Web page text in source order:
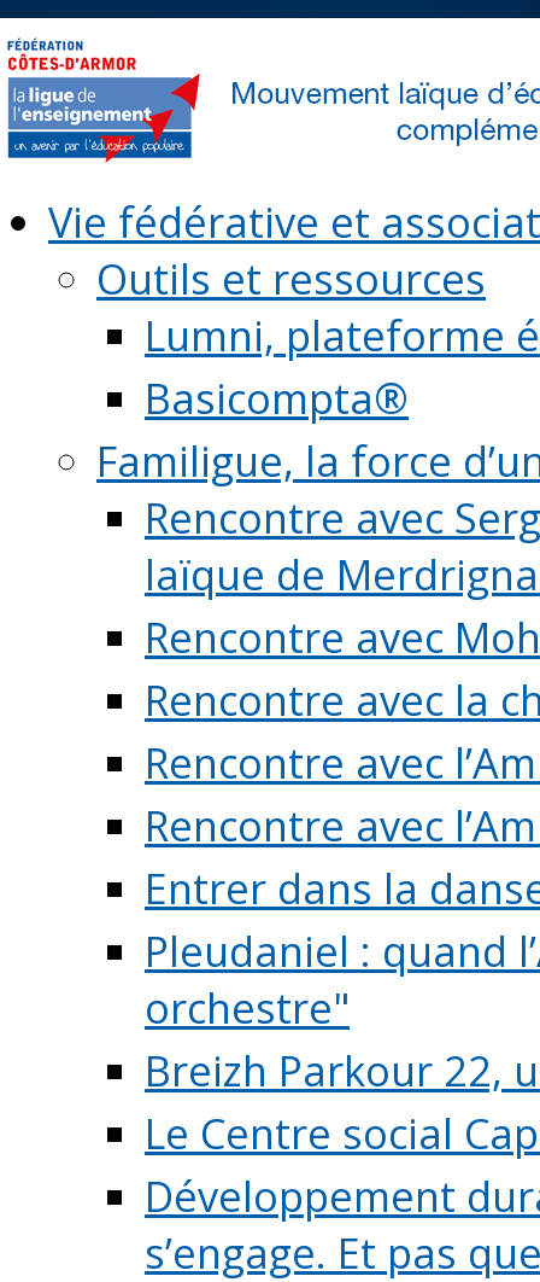
Vie fédérative et
Outils et ressources
Lumni, plateforme
Basicompta®
Familigue, la force
Rencontre avec
laïque de
Rencontre avec
Rencontre avec la
Rencontre avec
Rencontre avec
Entrer dans la
Pleudaniel : quand
orchestre"
Breizh Parkour 22,
Le Centre social
Développement
s’engage. Et pas